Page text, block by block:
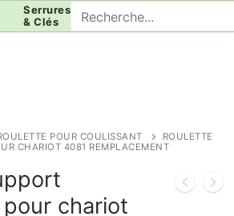
Serrures
& Clés
Rechercher
:
POUR COULISSANT
ROULETTE
CHARIOT 4081 REMPLACEMENT
chariot